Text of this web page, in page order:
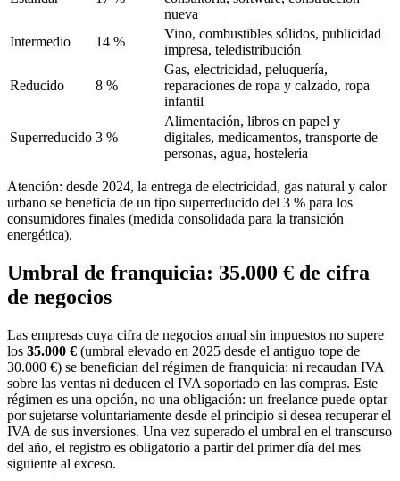
nueva
Intermedio
14 %
Vino, combustibles sólidos, publicidad
impresa, teledistribución
Reducido 8 %
Gas, electricidad, peluquería,
reparaciones de ropa y calzado, ropa
infantil
Superreducido 3 %
Alimentación, libros en papel y
digitales, medicamentos, transporte de
personas, agua, hostelería
Atención: desde 2024, la entrega de electricidad, gas natural y calor
urbano se beneficia de un tipo superreducido del 3 % para los
consumidores finales (medida consolidada para la transición
energética).
Umbral de franquicia: 35.000 € de cifra
de negocios
Las empresas cuya cifra de negocios anual sin impuestos no supere
los 35.000 € (umbral elevado en 2025 desde el antiguo tope de
30.000 €) se benefician del régimen de franquicia: ni recaudan IVA
sobre las ventas ni deducen el IVA soportado en las compras. Este
régimen es una opción, no una obligación: un freelance puede optar
por sujetarse voluntariamente desde el principio si desea recuperar el
IVA de sus inversiones. Una vez superado el umbral en el transcurso
del año, el registro es obligatorio a partir del primer día del mes
siguiente al exceso.